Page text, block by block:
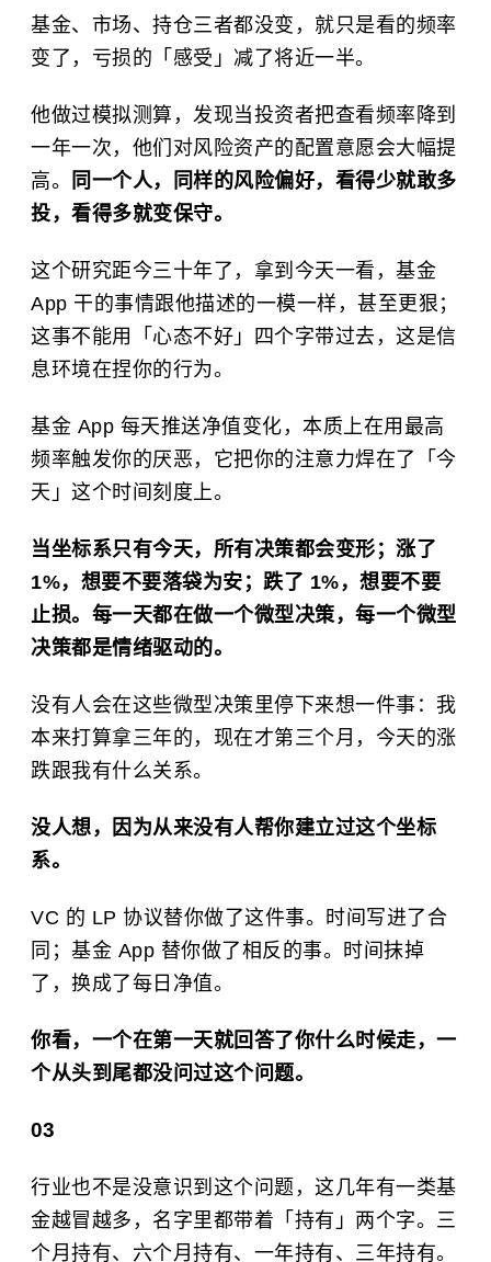
基金、市场、持仓三者都没变，就只是看的频率
变了，亏损的「感受」减了将近一半。
他做过模拟测算，发现当投资者把查看频率降到
一年一次，他们对风险资产的配置意愿会大幅提
高。
同一个人，同样的风险偏好，看得少就敢多
投，看得多就变保守。
这个研究距今三十年了，拿到今天一看，基金
App 干的事情跟他描述的一模一样，甚至更狠；
这事不能用「心态不好」四个字带过去，这是信
息环境在捏你的行为。
基金 App 每天推送净值变化，本质上在用最高
频率触发你的厌恶，它把你的注意力焊在了「今
天」这个时间刻度上。
当坐标系只有今天，所有决策都会变形；涨了
1%，想要不要落袋为安；跌了 1%，想要不要
止损。每一天都在做一个微型决策，每一个微型
决策都是情绪驱动的。
没有人会在这些微型决策里停下来想一件事：我
本来打算拿三年的，现在才第三个月，今天的涨
跌跟我有什么关系。
没人想，因为从来没有人帮你建立过这个坐标
系。
VC 的 LP 协议替你做了这件事。时间写进了合
同；基金 App 替你做了相反的事。时间抹掉
了，换成了每日净值。
你看，一个在第一天就回答了你什么时候走，一
个从头到尾都没问过这个问题。
03
行业也不是没意识到这个问题，这几年有一类基
金越冒越多，名字里都带着「持有」两个字。三
个月持有、六个月持有、一年持有、三年持有。